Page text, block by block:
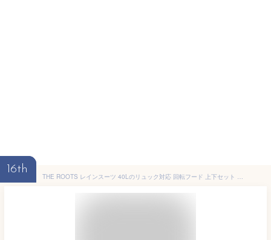
16th
THE ROOTS レインスーツ 40Lのリュック対応 回転フード 上下セット ライトグレー リュックインレインスーツ レディース メンズ 収納袋付き 通勤 通学 自転車 フェス レインウェア レインコート【送料無料】